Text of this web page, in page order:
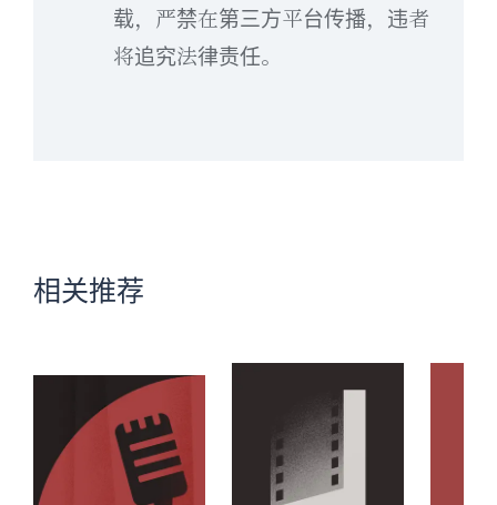
载，严禁在第三方平台传播，违者
将追究法律责任。
相关推荐